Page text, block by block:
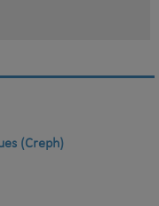
(Creph)